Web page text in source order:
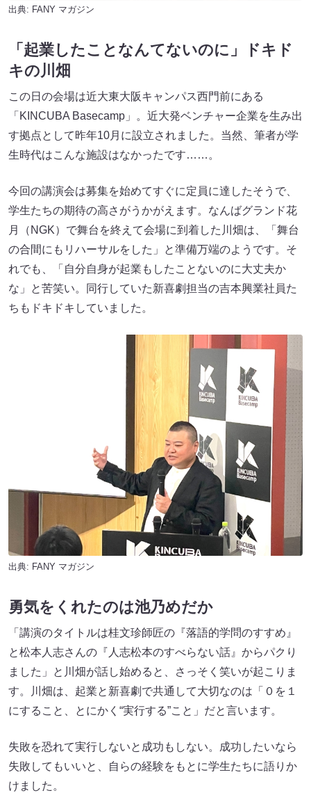
出典: FANY マガジン
「起業したことなんてないのに」ドキド
キの川畑
この日の会場は近大東大阪キャンパス西門前にある
「KINCUBA Basecamp」。近大発ベンチャー企業を生み出
す拠点として昨年10月に設立されました。当然、筆者が学
生時代はこんな施設はなかったです……。
今回の講演会は募集を始めてすぐに定員に達したそうで、
学生たちの期待の高さがうかがえます。なんばグランド花
月（NGK）で舞台を終えて会場に到着した川畑は、「舞台
の合間にもリハーサルをした」と準備万端のようです。そ
れでも、「自分自身が起業もしたことないのに大丈夫か
な」と苦笑い。同行していた新喜劇担当の吉本興業社員た
ちもドキドキしていました。
出典: FANY マガジン
勇気をくれたのは池乃めだか
「講演のタイトルは桂文珍師匠の『落語的学問のすすめ』
と松本人志さんの『人志松本のすべらない話』からパクり
ました」と川畑が話し始めると、さっそく笑いが起こりま
す。川畑は、起業と新喜劇で共通して大切なのは「０を１
にすること、とにかく“実行する”こと」だと言います。
失敗を恐れて実行しないと成功もしない。成功したいなら
失敗してもいいと、自らの経験をもとに学生たちに語りか
けました。